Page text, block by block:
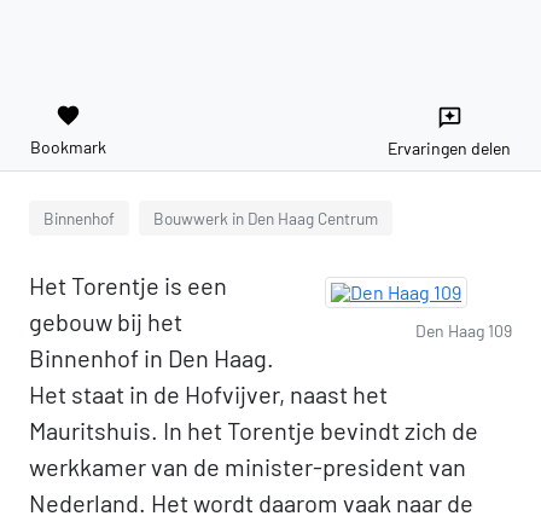
favorite
Bookmark
reviews
Ervaringen delen
Binnenhof Bouwwerk in Den Haag Centrum
Den Haag 109
Het Torentje is een
gebouw bij het
Binnenhof in Den Haag.
Het staat in de Hofvijver, naast het
Mauritshuis. In het Torentje bevindt zich de
werkkamer van de minister-president van
Nederland. Het wordt daarom vaak naar de